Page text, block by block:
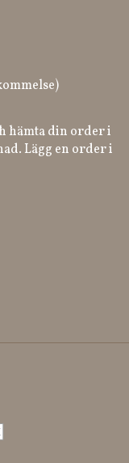
hämta din order i
Lägg en order i